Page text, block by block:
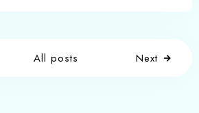
All posts Next